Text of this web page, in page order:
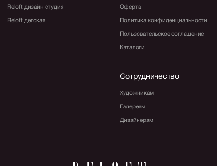
Reloft дизайн студия
Reloft детская
Оферта
Политика конфиденциальности
Пользовательское соглашение
Каталоги
Сотрудничество
Художникам
Галереям
Дизайнерам